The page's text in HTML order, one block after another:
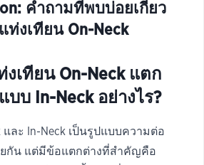
คำถามที่พบบ่อยเกี่ยว
ท่งเทียน On-Neck
งเทียน On-Neck แตก
บบ In-Neck อย่างไร?
และ In-Neck เป็นรูปแบบความต่อ
ยกัน แต่มีข้อแตกต่างที่สำคัญคือ